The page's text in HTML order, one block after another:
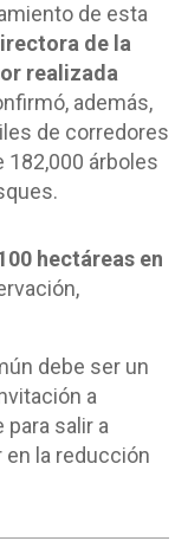
de esta
de la
realizada
además,
de corredores
182,000 árboles
hectáreas en
debe ser un
a
salir a
en la reducción